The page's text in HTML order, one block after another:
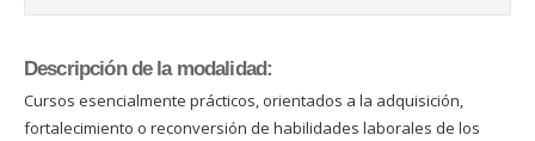
Descripción de la modalidad:
Cursos esencialmente prácticos, orientados a la adquisición,
fortalecimiento o reconversión de habilidades laborales de los